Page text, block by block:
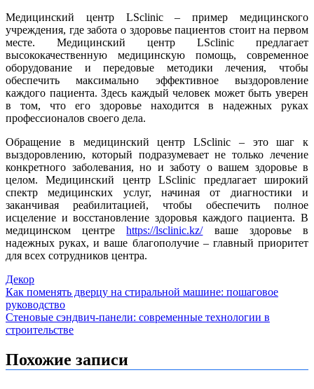
Медицинский центр LSclinic – пример медицинского
учреждения, где забота о здоровье пациентов стоит на первом
месте. Медицинский центр LSclinic предлагает
высококачественную медицинскую помощь, современное
оборудование и передовые методики лечения, чтобы
обеспечить максимально эффективное выздоровление
каждого пациента. Здесь каждый человек может быть уверен
в том, что его здоровье находится в надежных руках
профессионалов своего дела.
Обращение в медицинский центр LSclinic – это шаг к
выздоровлению, который подразумевает не только лечение
конкретного заболевания, но и заботу о вашем здоровье в
целом. Медицинский центр LSclinic предлагает широкий
спектр медицинских услуг, начиная от диагностики и
заканчивая реабилитацией, чтобы обеспечить полное
исцеление и восстановление здоровья каждого пациента. В
медицинском центреhttps://lsclinic.kz/ваше здоровье в
надежных руках, и ваше благополучие – главный приоритет
для всех сотрудников центра.
Декор
Навигация
по
записям
Как поменять дверцу на стиральной машине: пошаговое
руководство
Стеновые сэндвич-панели: современные технологии в
строительстве
Похожие записи